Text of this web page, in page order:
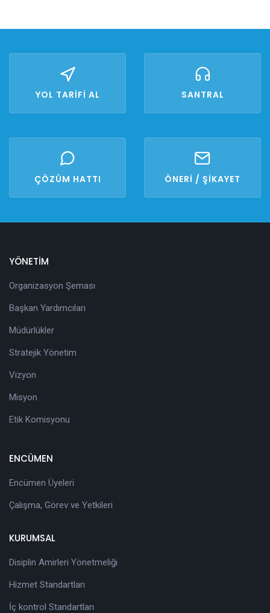
YOL TARİFİ AL SANTRAL
ÇÖZÜM HATTI ÖNERİ / ŞİKAYET
YÖNETİM
Organizasyon Şeması
Başkan Yardımcıları
Müdürlükler
Stratejik Yönetim
Vizyon
Misyon
Etik Komisyonu
ENCÜMEN
Encümen Üyeleri
Çalışma, Görev ve Yetkileri
KURUMSAL
Disiplin Amirleri Yönetmeliği
Hizmet Standartları
İç kontrol Standartları